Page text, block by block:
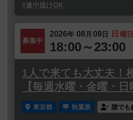
#途中抜けOK
募集中
2026年 08 月 09日 日 曜日
18:00～23:00
1人で来ても大丈夫！
【毎週水曜・金曜・日
東京都 秋葉原 誰でも